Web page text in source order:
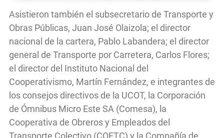
Asistieron también el subsecretario de Transporte y
Obras Públicas, Juan José Olaizola; el director
nacional de la cartera, Pablo Labandera; el director
general de Transporte por Carretera, Carlos Flores;
el director del Instituto Nacional del
Cooperativismo, Martín Fernández, e integrantes de
los consejos directivos de la UCOT, la Corporación
de Ómnibus Micro Este SA (Comesa), la
Cooperativa de Obreros y Empleados del
Transporte Colectivo (COETC) y la Compañía de